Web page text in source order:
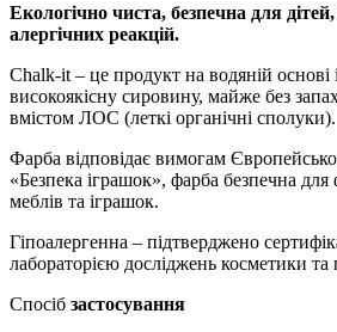
Екологічно чиста, безпечна для
алергічних реакцій.
Chalk-it – це продукт на водяній основі
високоякісну сировину, майже без
вмістом ЛОС (леткі органічні сполуки).
Фарба відповідає вимогам
«Безпека іграшок», фарба безпечна
меблів та іграшок.
Гіпоалергенна – підтверджено
лабораторією досліджень косметики та
Спосіб застосування